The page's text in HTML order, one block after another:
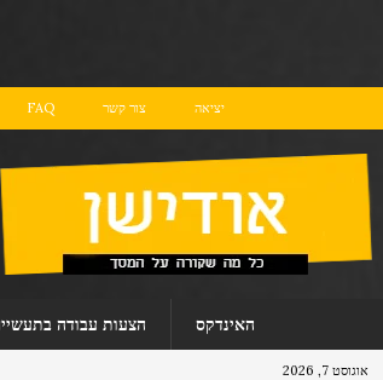
FAQ צור קשר יציאה
הצעות עבודה האינדקס
אוגוסט 7, 2026